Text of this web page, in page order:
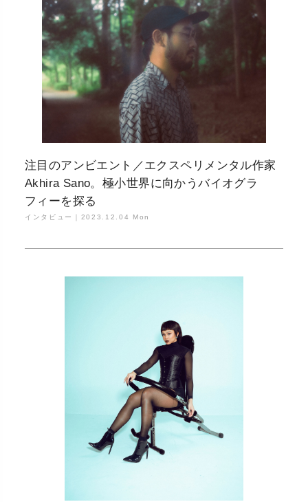
注目のアンビエント／エクスペリメンタル作家
Akhira Sano。極小世界に向かうバイオグラ
フィーを探る
インタビュー｜ 2023.12.04 Mon